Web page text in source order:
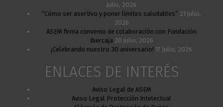
julio, 2026
“Cómo ser asertivo y poner límites saludables” 21 julio,
2026
ASEM firma convenio de colaboración con Fundación
Ibercaja 20 julio, 2026
¡Celebrando nuestro 30 aniversario! 17 julio, 2026
ENLACES DE INTERÉS
Aviso Legal de ASEM
Aviso Legal Protección Intelectual